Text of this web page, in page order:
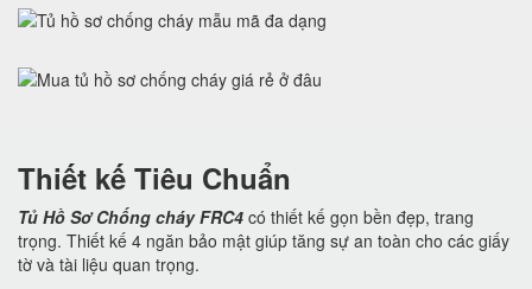
Thiết kế Tiêu Chuẩn
Tủ Hồ Sơ Chống cháy FRC4 có thiết kế gọn bền đẹp, trang
trọng. Thiết kế 4 ngăn bảo mật giúp tăng sự an toàn cho các giấy
tờ và tài liệu quan trọng.